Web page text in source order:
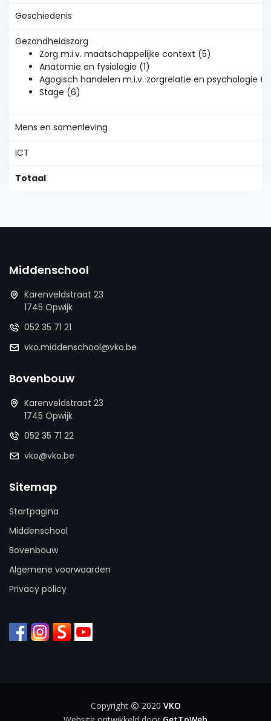
Geschiedenis
Gezondheidszorg
Zorg m.i.v. maatschappelijke context (5)
Anatomie en fysiologie (1)
Agogisch handelen m.i.v. zorgrelatie en psychologie
Stage (6)
Mens en samenleving
ICT
Totaal
Middenschool
Karenveldstraat 23
1745 Opwijk
052 35 71 21
vko.middenschool@vko.be
Bovenbouw
Karenveldstraat 23
1745 Opwijk
052 35 71 22
vko@vko.be
Sitemap
Startpagina
Middenschool
Bovenbouw
Algemene voorwaarden
Privacy policy
Copyright 2020 VKO